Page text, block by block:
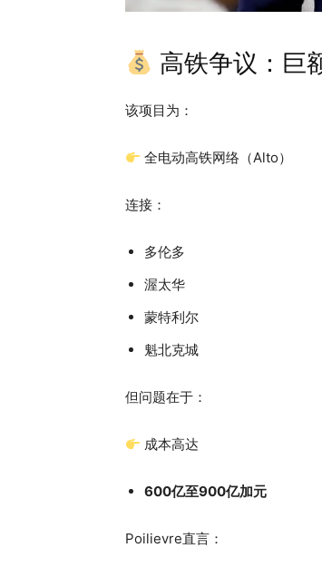
高铁争议：巨
该项目为：
全电动高铁网络（Alto）
连接：
多伦多
渥太华
蒙特利尔
魁北克城
但问题在于：
成本高达
600亿至900亿加元
Poilievre直言：